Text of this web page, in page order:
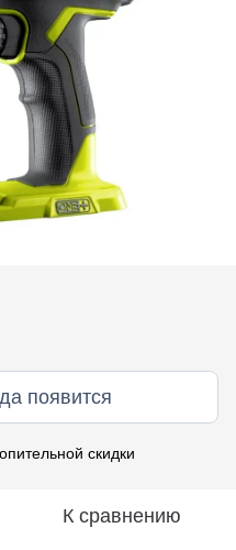
появится
скидки
К сравнению